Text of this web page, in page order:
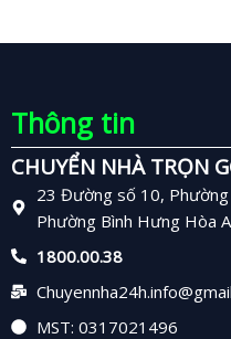
Thông tin
CHUYỂN NHÀ TRỌN
23 Đường số 10,
Phường Bình Hưng Hòa
1800.00.38
MST: 0317021496